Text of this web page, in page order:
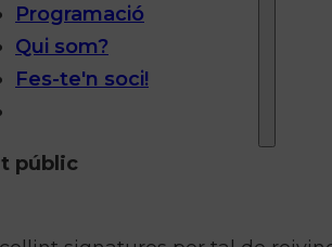
Programació
Qui som?
Fes-te'n soci!
públic